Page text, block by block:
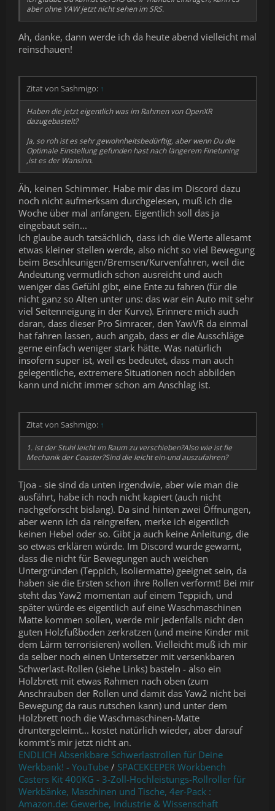
aber ohne YAW jetzt nicht sehen im SRS.
Ah, danke, dann werde ich da heute abend vielleicht mal
reinschauen!
Zitat von Sashmigo: ↑
Haben die jetzt eigentlich was im Rahmen von OpenXR
dazugebastelt?
Ja, so roh ist es sehr gewohnheitsbedürftig, aber wenn Du die
Optimale Einstellung gefunden hast nach längerem Finetuning
,ist es der Wansinn.
Äh, keinen Schimmer. Habe mir das im Discord dazu
noch nicht aufmerksam durchgelesen, muß ich die
Woche über mal anfangen. Eigentlich soll das ja
eingebaut sein...
Ich glaube auch tatsächlich, dass ich die Werte allesamt
etwas kleiner stellen werde, also nicht so viel Bewegung
beim Beschleunigen/Bremsen/Kurvenfahren, weil die
Andeutung vermutlich schon ausreicht und auch
weniger das Gefühl gibt, eine Ente zu fahren (für die
nicht ganz so Alten unter uns: das war ein Auto mit sehr
viel Seitenneigung in der Kurve). Erinnere mich auch
daran, dass dieser Pro Simracer, den YawVR da einmal
hat fahren lassen, auch angab, dass er die Ausschläge
gerne einfach weniger stark hätte. Was natürlich
insofern super ist, weil es bedeutet, dass man auch
gelegentliche, extremere Situationen noch abbilden
kann und nicht immer schon am Anschlag ist.
Zitat von Sashmigo: ↑
1. ist der Stuhl leicht im Raum zu verschieben?Also wie ist fie
Mechanik der Coaster?Sind die leicht ein-und auszufahren?
Tjoa - sie sind da unten irgendwie, aber wie man die
ausfährt, habe ich noch nicht kapiert (auch nicht
nachgeforscht bislang). Da sind hinten zwei Öffnungen,
aber wenn ich da reingreifen, merke ich eigentlich
keinen Hebel oder so. Gibt ja auch keine Anleitung, die
so etwas erklären würde. Im Discord wurde gewarnt,
dass die nicht für Bewegungen auch weichen
Untergründen (Teppich, Isoliermatte) geeignet sein, da
haben sie die Ersten schon ihre Rollen verformt! Bei mir
steht das Yaw2 momentan auf einem Teppich, und
später würde es eigentlich auf eine Waschmaschinen
Matte kommen sollen, werde mir jedenfalls nicht den
guten Holzfußboden zerkratzen (und meine Kinder mit
dem Lärm terrorisieren) wollen. Vielleicht muß ich mir
da selber noch einen Untersetzer mit versenkbaren
Schwerlast-Rollen (siehe Links) basteln - also ein
Holzbrett mit etwas Rahmen nach oben (zum
Anschrauben der Rollen und damit das Yaw2 nicht bei
Bewegung da raus rutschen kann) und unter dem
Holzbrett noch die Waschmaschinen-Matte
druntergeleimt... kostet natürlich wieder, aber darauf
kommt's mir jetzt nicht an.
ENDLICH Absenkbare Schwerlastrollen für Deine
Werkbank! - YouTube / SPACEKEEPER Workbench
Casters Kit 400KG - 3-Zoll-Hochleistungs-Rollroller für
Werkbänke, Maschinen und Tische, 4er-Pack :
Amazon.de: Gewerbe, Industrie & Wissenschaft